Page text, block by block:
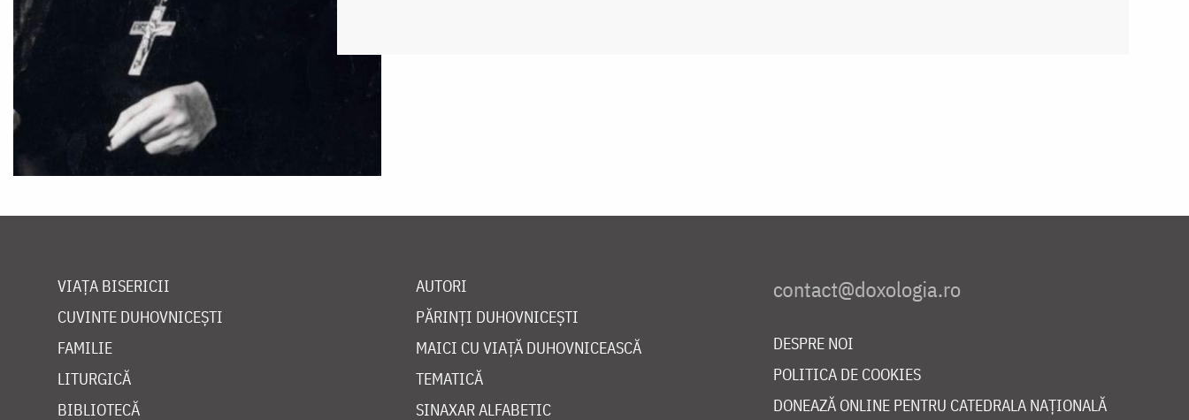
VIAȚA BISERICII
CUVINTE DUHOVNICEȘTI
FAMILIE
LITURGICĂ
BIBLIOTECĂ
AUTORI
PĂRINȚI DUHOVNICEȘTI
MAICI CU VIAȚĂ DUHOVNICEASCĂ
TEMATICĂ
SINAXAR ALFABETIC
DESPRE NOI
POLITICA DE COOKIES
DONEAZĂ ONLINE PENTRU CATEDRALA NAȚIONALĂ